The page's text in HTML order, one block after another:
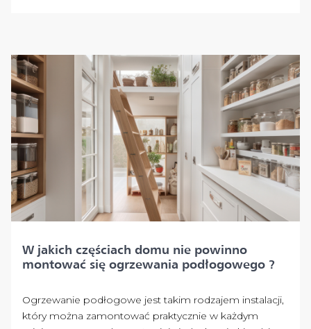
W jakich częściach domu nie powinno
montować się ogrzewania podłogowego ?
Ogrzewanie podłogowe jest takim rodzajem instalacji,
który można zamontować praktycznie w każdym